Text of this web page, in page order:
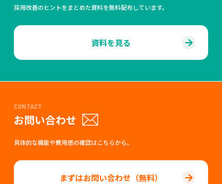
採用改善のヒントをまとめた資料を無料配布しています。
資料を見る
CONTACT
お問い合わせ
具体的な機能や費用感の確認はこちらから。
まずはお問い合わせ（無料）